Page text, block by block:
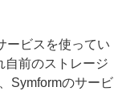
ービスを使ってい
自前のストレージ
Symformのサービ